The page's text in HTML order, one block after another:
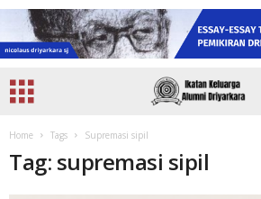
Home Tags Supremasi sipil
Tag: supremasi sipil